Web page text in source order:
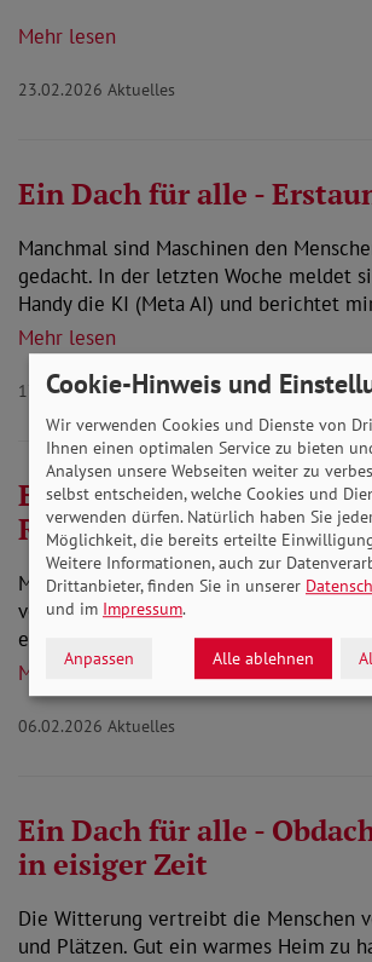
Mehr lesen
23.02.2026 Aktuelles
Ein Dach für alle -
Manchmal sind Maschinen den
gedacht. In der letzten Woche meldet
Handy die KI (Meta AI) und berichtet
Mehr lesen
17.02.2026Aktuelles
Ein Dach für alle - NDR
Regionalprogramm
Manchmal ist es ein nur Moment
vorüber aber einprägsam. In der letzte
einem Beitrag des NDR -Fernsehen…
Mehr lesen
06.02.2026 Aktuelles
Ein Dach für alle -
in eisiger Zeit
Die Witterung vertreibt die Menschen
und Plätzen. Gut ein warmes Heim zu
Cookie-Hinweis und
Wir verwenden Cookies und Dienste von
Ihnen einen optimalen Service zu bieten
Analysen unsere Webseiten weiter zu
selbst entscheiden, welche Cookies und
verwenden dürfen. Natürlich haben Sie
Möglichkeit, die bereits erteilte
Weitere Informationen, auch zur
Drittanbieter, finden Sie in unserer
und im Impressum.
Anpassen Alle ablehnen